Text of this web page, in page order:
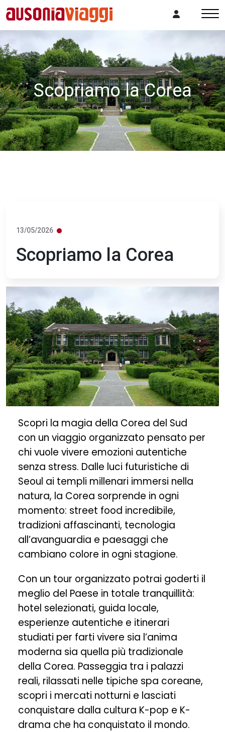
Scopriamo la Corea
13/05/2026
Scopriamo la Corea
Scopri la magia della Corea del Sud
con un viaggio organizzato pensato per
chi vuole vivere emozioni autentiche
senza stress. Dalle luci futuristiche di
Seoul ai templi millenari immersi nella
natura, la Corea sorprende in ogni
momento: street food incredibile,
tradizioni affascinanti, tecnologia
all’avanguardia e paesaggi che
cambiano colore in ogni stagione.
Con un tour organizzato potrai goderti il
meglio del Paese in totale tranquillità:
hotel selezionati, guida locale,
esperienze autentiche e itinerari
studiati per farti vivere sia l’anima
moderna sia quella più tradizionale
della Corea. Passeggia tra i palazzi
reali, rilassati nelle tipiche spa coreane,
scopri i mercati notturni e lasciati
conquistare dalla cultura K-pop e K-
drama che ha conquistato il mondo.